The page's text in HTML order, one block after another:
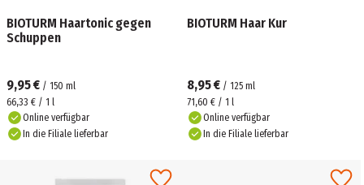
BIOTURM Haartonic gegen
Schuppen
9,95 € / 150 ml
66,33 € / 1 l
Online verfügbar
In die Filiale lieferbar
BIOTURM Haar Kur
8,95 € / 125 ml
71,60 € / 1 l
Online verfügbar
In die Filiale lieferbar